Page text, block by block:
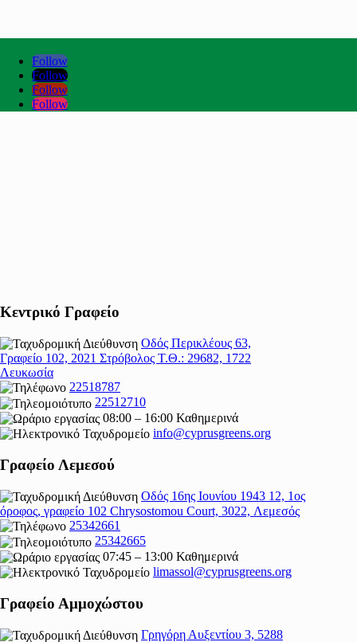
Follow
Follow
Follow
Follow
Κεντρικό Γραφείο
Οδός Περικλέους 63,
Γραφείο 102, 2021 Στρόβολος Τ.Θ.: 29682, 1722
Λευκωσία
22518787
22512710
08:00 – 16:00 Καθημερινά
info@cyprusgreens.org
Γραφείο Λεμεσού
Οδός 16ης Ιουνίου 1943 12, 1ος
όροφος, γραφείο 102 Chrysostomou Court, 3022, Λεμεσός
25342661
25342665
07:45 – 13:00 Καθημερινά
limassol@cyprusgreens.org
Γραφείο Αμμοχώστου
Γρηγόρη Αυξεντίου 3, 5288